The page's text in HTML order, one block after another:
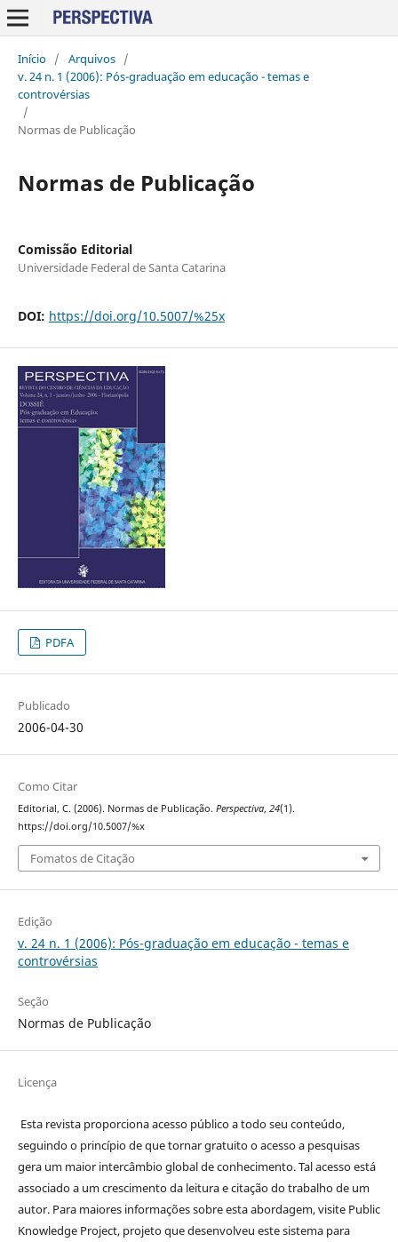
Início / Arquivos /
v. 24 n. 1 (2006): Pós-graduação em educação - temas e
controvérsias
/
Normas de Publicação
Normas de Publicação
Comissão Editorial
Universidade Federal de Santa Catarina
DOI: https://doi.org/10.5007/%25x
PDFA
Publicado
2006-04-30
Como Citar
Editorial, C. (2006). Normas de Publicação. Perspectiva, 24(1).
https://doi.org/10.5007/%x
Fomatos de Citação
Edição
v. 24 n. 1 (2006): Pós-graduação em educação - temas e
controvérsias
Seção
Normas de Publicação
Licença
Esta revista proporciona acesso público a todo seu conteúdo,
seguindo o princípio de que tornar gratuito o acesso a pesquisas
gera um maior intercâmbio global de conhecimento. Tal acesso está
associado a um crescimento da leitura e citação do trabalho de um
autor. Para maiores informações sobre esta abordagem, visite Public
Knowledge Project, projeto que desenvolveu este sistema para